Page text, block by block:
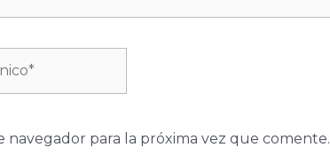
para la próxima vez que comente.